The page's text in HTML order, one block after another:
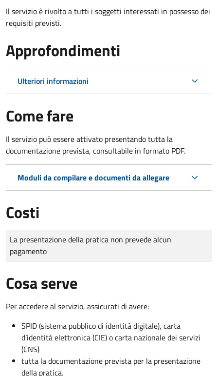
Il servizio è rivolto a tutti i soggetti interessati in possesso dei
requisiti previsti.
Approfondimenti
Ulteriori informazioni
Come fare
Il servizio può essere attivato presentando tutta la
documentazione prevista, consultabile in formato PDF.
Moduli da compilare e documenti da allegare
Costi
Tipo di pagamento
Importo
La presentazione della pratica non prevede alcun
pagamento
Cosa serve
Per accedere al servizio, assicurati di avere:
SPID (sistema pubblico di identità digitale), carta
d’identità elettronica (CIE) o carta nazionale dei servizi
(CNS)
tutta la documentazione prevista per la presentazione
della pratica.